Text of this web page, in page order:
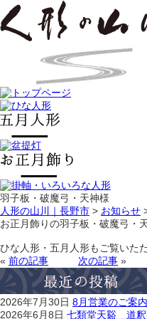
羽子板・破魔弓・天神様
人形の山川｜長野市 > お知らせ
お正月飾りの羽子板・破魔弓・
ひな人形・五月人形もご覧いた
« 前の記事 次の記事 »
2026年7月30日 8月営業のご案内
2026年6月8日 七類堂天谿 道